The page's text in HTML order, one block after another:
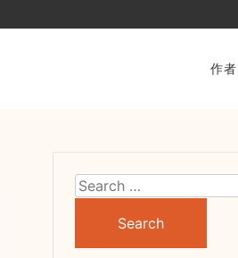
作者
Search